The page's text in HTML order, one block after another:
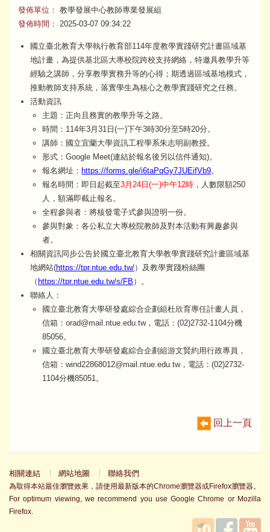
發佈單位： 教學發展中心教師專業發展組
發佈時間：
2025-03-07 09:34:22
國立臺北教育大學執行教育部114年度教學實踐研究計畫區域基
地計畫，為提供基北區大專校院跨校支持網絡，特邀具教學升等
經驗之講師，分享教學實務升等的心得；期透過區域基地模式，
推動教師支持系統，落實學生為核心之教學實踐研究之任務。
活動資訊
主題：正向且務實的教學升等之路。
時間：114年3月31日(一)下午3時30分至5時20分。
講師：國立宜蘭大學資訊工程學系朱志明副教授。
形式：Google Meet(連結於報名後另以信件通知)。
報名網址： https://forms.gle/i6taPqGy7JUEifVb9。
報名時間：即日起截至3月24日(一)中午12時 ，人數限額250
人，額滿即截止報名。
全程參與者：將核發電子式參與證明一份。
參與對象：各公私立大專校院教師及對本活動有興趣參與
者。
相關資訊同步公告於國立臺北教育大學教學實踐研究計畫區域基
地網站(https://tpr.ntue.edu.tw/）及教學實踐粉絲團
（ https://tpr.ntue.edu.tw/s/FB ）。
聯絡人：
國立臺北教育大學研發處綜合企劃組杜欣育專任計畫人員，
信箱：orad@mail.ntue.edu.tw，電話：(02)2732-1104分機
85056。
國立臺北教育大學研發處綜合企劃組游文賢約用行政專員，
信箱：wind22868012@mail.ntue.edu.tw，電話：(02)2732-
1104分機85051。
回上一頁
相關連結 網站地圖 聯絡我們
為取得本站最佳瀏覽效果，請使用最新版本的Chrome瀏覽器或Firefox瀏覽器。
For optimum viewing, we recommend you use Google Chrome or Mozilla
Firefox.